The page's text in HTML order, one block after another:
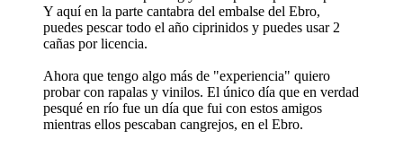
Y aquí en la parte cantabra del embalse del Ebro,
puedes pescar todo el año ciprinidos y puedes usar 2
cañas por licencia.
Ahora que tengo algo más de "experiencia" quiero
probar con rapalas y vinilos. El único día que en verdad
pesqué en río fue un día que fui con estos amigos
mientras ellos pescaban cangrejos, en el Ebro.